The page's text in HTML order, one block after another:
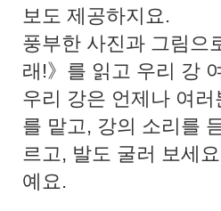
보도 제공하지요.
풍부한 사진과 그림으
래!》를 읽고 우리 강
우리 강은 언제나 여
를 맡고, 강의 소리를
르고, 발도 굴러 보세
예요.